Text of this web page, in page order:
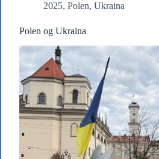
2025, Polen, Ukraina
Polen og Ukraina